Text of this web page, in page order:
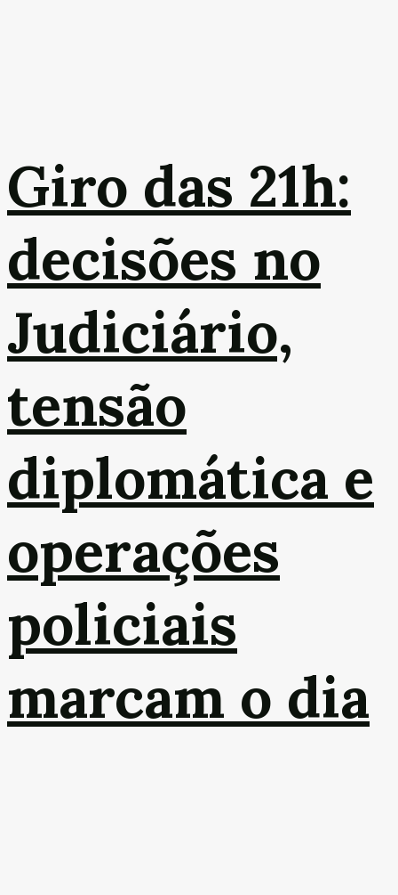
Giro das 21h:
decisões no
Judiciário,
tensão
diplomática e
operações
policiais
marcam o dia